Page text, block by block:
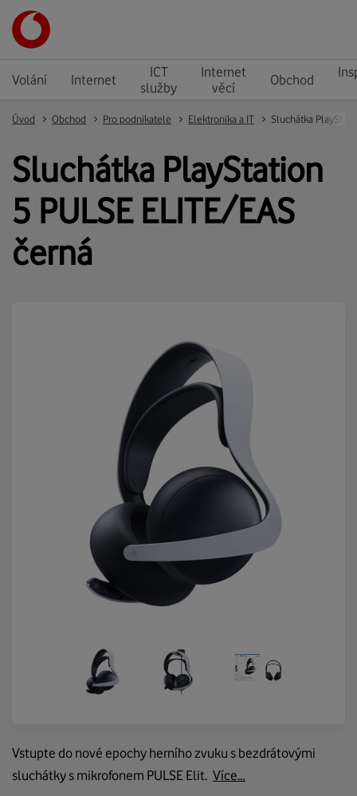
Volání Internet
ICT
služby
Internet
věcí
Obchod
Úvod Obchod Pro podnikatele Elektronika a IT Sluchátka
Sluchátka PlayStation
5 PULSE ELITE/EAS
černá
Vstupte do nové epochy herního zvuku s bezdrátovými
sluchátky s mikrofonem PULSE Elit. Více…